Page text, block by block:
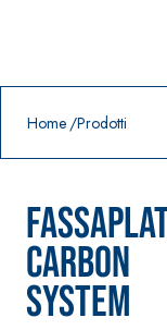
Home Prodotti
CARBON
SYSTEM
Prodotti in